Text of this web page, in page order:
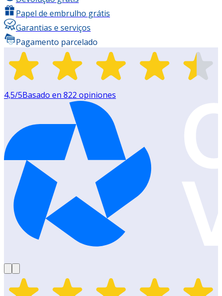
Papel de embrulho grátis
Garantias e serviços
Pagamento parcelado
4,5/5Basado en 822 opiniones